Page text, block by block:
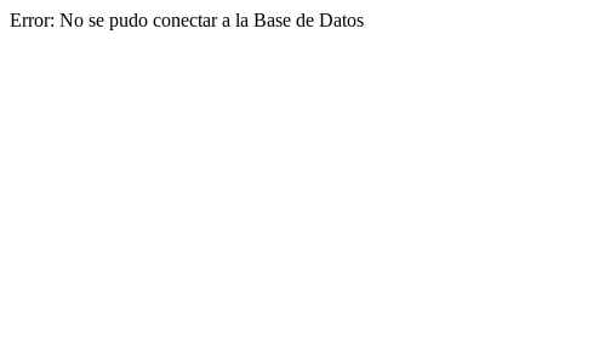
Error: No se pudo conectar a la Base de Datos